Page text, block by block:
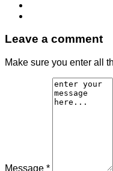
Leave a comment
Make sure you enter all
Message *